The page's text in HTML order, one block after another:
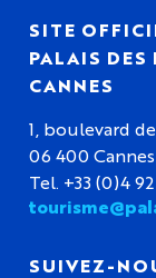
SITE
PALAIS DES
CANNES
1, boulevard
06 400 Cannes
Tel. +33 (0)4
SUIVEZ-